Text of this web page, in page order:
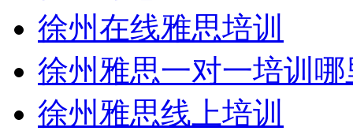
徐州在线雅思培训
徐州雅思一对一培训哪
徐州雅思线上培训